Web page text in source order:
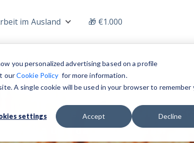
you personalized advertising based on a profile
ourCookie Policy for more information.
A single cookie will be used in your browser to remember
settings Accept Decline
Jobsim Ausland Show submenu for Arbeit im
🎁 €1.000
für
Sprache mit Umzugshilfe.
Malta und darüber hinaus!